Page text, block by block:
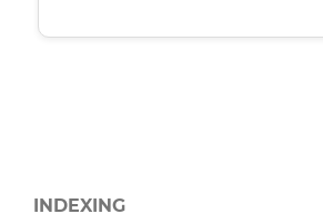
INDEXING